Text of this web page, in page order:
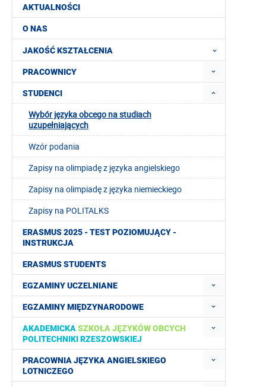
AKTUALNOŚCI
O NAS
JAKOŚĆ KSZTAŁCENIA
PRACOWNICY
STUDENCI
Wybór języka obcego na studiach
uzupełniających
Wzór podania
Zapisy na olimpiadę z języka angielskiego
Zapisy na olimpiadę z języka niemieckiego
Zapisy na POLITALKS
ERASMUS 2025 - TEST POZIOMUJĄCY -
INSTRUKCJA
ERASMUS STUDENTS
EGZAMINY UCZELNIANE
EGZAMINY MIĘDZYNARODOWE
AKADEMICKA SZKOŁA JĘZYKÓW OBCYCH
POLITECHNIKI RZESZOWSKIEJ
PRACOWNIA JĘZYKA ANGIELSKIEGO
LOTNICZEGO